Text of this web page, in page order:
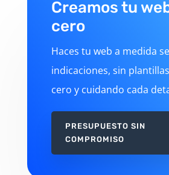
Creamos tu
cero
Haces tu web a medida
indicaciones, sin
cero y cuidando cada
PRESUPUESTO SIN
COMPROMISO